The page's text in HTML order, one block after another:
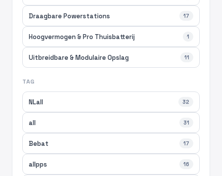
Draagbare Powerstations 17
Hoogvermogen & Pro Thuisbatterij 1
Uitbreidbare & Modulaire Opslag 11
TAG
NLall 32
all 31
Bebat 17
allpps 16